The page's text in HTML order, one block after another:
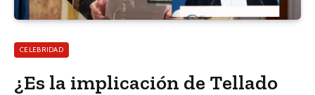
CELEBRIDAD
¿Es la implicación de Tellado